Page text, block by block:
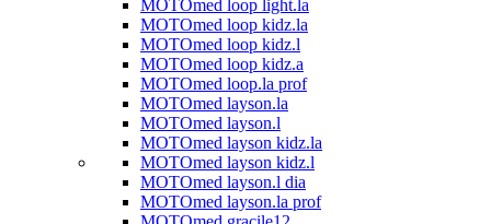
MOTOmed loop light.la
MOTOmed loop kidz.la
MOTOmed loop kidz.l
MOTOmed loop kidz.a
MOTOmed loop.la prof
MOTOmed layson.la
MOTOmed layson.l
MOTOmed layson kidz.la
MOTOmed layson kidz.l
MOTOmed layson.l dia
MOTOmed layson.la prof